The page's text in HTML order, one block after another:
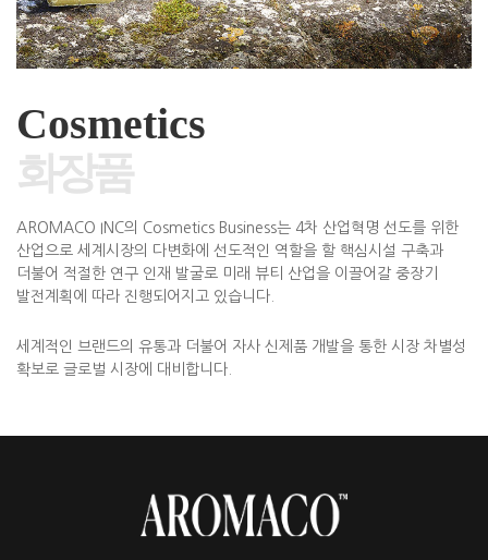
Cosmetics
화장품
AROMACO INC의 Cosmetics Business는 4차 산업혁명 선도를 위한
산업으로 세계시장의 다변화에 선도적인 역할을 할 핵심시설 구축과
더불어 적절한 연구 인재 발굴로 미래 뷰티 산업을 이끌어갈 중장기
발전계획에 따라 진행되어지고 있습니다.
세계적인 브랜드의 유통과 더불어 자사 신제품 개발을 통한 시장 차별성
확보로 글로벌 시장에 대비합니다.